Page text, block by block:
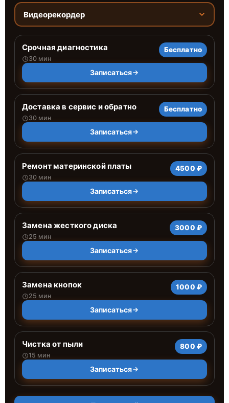
Видеорекордер
Срочная диагностика
30 мин
Бесплатно
Записаться
Доставка в сервис и обратно
30 мин
Бесплатно
Записаться
Ремонт материнской платы
30 мин
4500 ₽
Записаться
Замена жесткого диска
25 мин
3000 ₽
Записаться
Замена кнопок
25 мин
1000 ₽
Записаться
Чистка от пыли
15 мин
800 ₽
Записаться